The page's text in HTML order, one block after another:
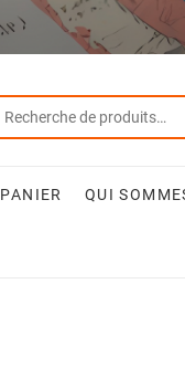
PANIER QUI